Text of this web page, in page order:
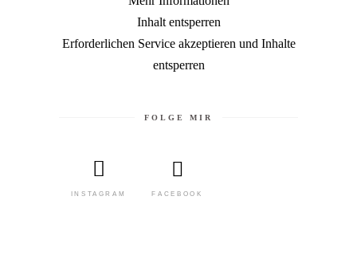
Inhalt entsperren
Erforderlichen Service akzeptieren und Inhalte
entsperren
FOLGE MIR
INSTAGRAM FACEBOOK